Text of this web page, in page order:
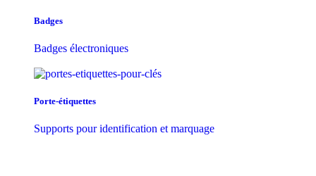
Badges
Badges électroniques
Porte-étiquettes
Supports pour identification et marquage